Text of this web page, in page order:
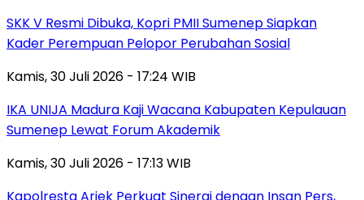
SKK V Resmi Dibuka, Kopri PMII Sumenep Siapkan
Kader Perempuan Pelopor Perubahan Sosial
Kamis, 30 Juli 2026 - 17:24 WIB
IKA UNIJA Madura Kaji Wacana Kabupaten Kepulauan
Sumenep Lewat Forum Akademik
Kamis, 30 Juli 2026 - 17:13 WIB
Kapolresta Ariek Perkuat Sinergi dengan Insan Pers,